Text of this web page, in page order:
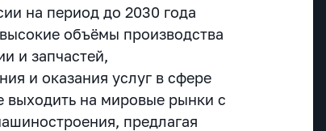
на период до 2030 года
объёмы производства
и запчастей,
и оказания услуг в сфере
выходить на мировые рынки с
предлагая